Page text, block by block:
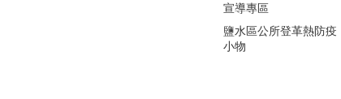
宣導專區
鹽水區公所登革熱防疫
小物